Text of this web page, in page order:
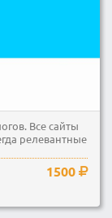
Все сайты
релевантные
1500